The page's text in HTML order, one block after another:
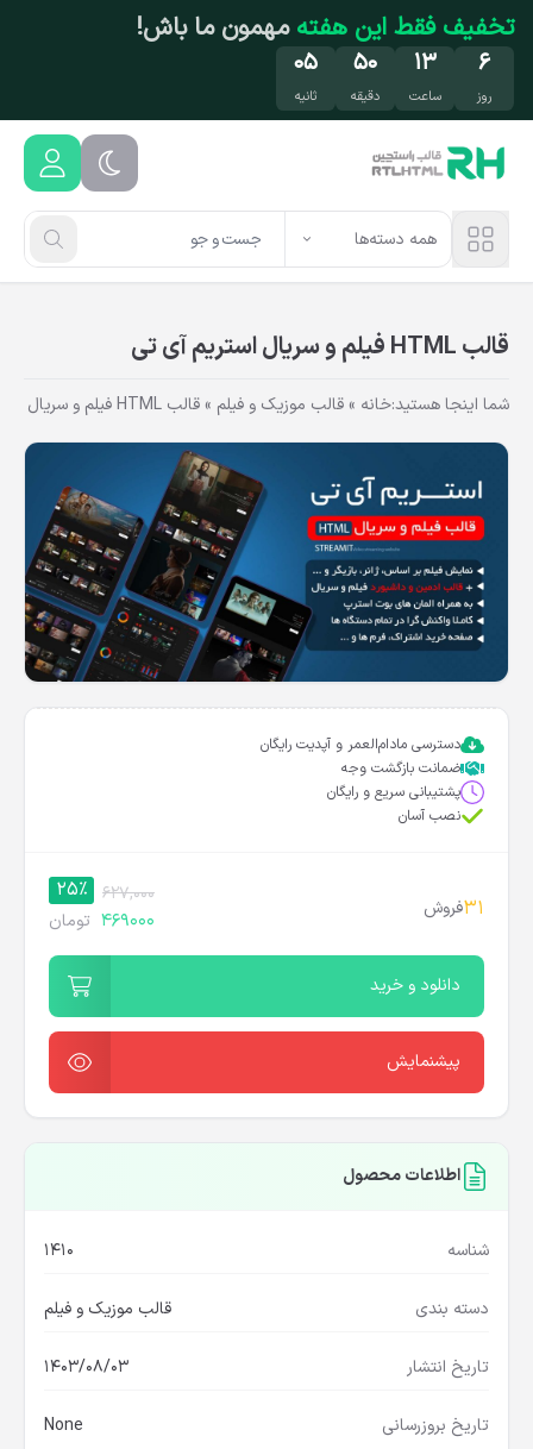
رفتن به محتوای اصلی
تخفیف محدودروی محصولات محبوب! فرصت رو
از دست نده!
۶ ۱۳ ۵۰ ۰۴
همه دسته‌ها
شما اینجا هستید:خانه»قالب موزیک و فیلم»قالب HTML فیلم و سریال استریم آی تی
دسترسی مادام‌العمر و آپدیت رایگان
ضمانت بازگشت وجه
پشتیبانی سریع و رایگان
627,000
25%
469000 تومان
دانلود و خرید
پیشنمایش